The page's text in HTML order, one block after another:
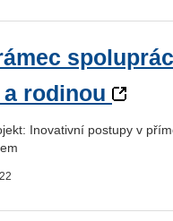
rodinou
Inovativní postupy v